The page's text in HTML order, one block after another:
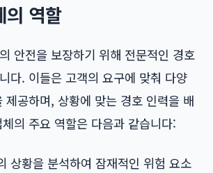
역할
안전을 보장하기 위해 전문적인 경호
다. 이들은 고객의 요구에 맞춰 다양
제공하며, 상황에 맞는 경호 인력을 배
의 주요 역할은 다음과 같습니다:
상황을 분석하여 잠재적인 위험 요소